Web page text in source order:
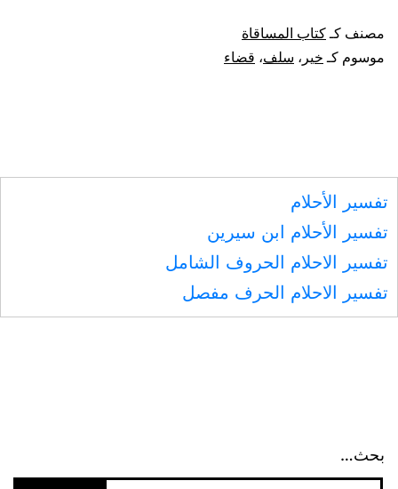
و
مصنف كـكتاب المساقاة
موسوم كـ خير ، سلف، قضاء
تفسير الأحلام
تفسير الأحلام ابن سيرين
تفسير الاحلام الحروف الشامل
تفسير الاحلام الحرف مفصل
بحث…